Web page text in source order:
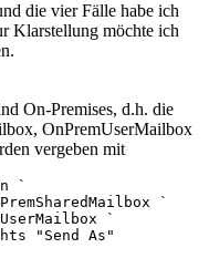
die vier Fälle habe ich
Klarstellung möchte ich
On-Premises, d.h. die
OnPremUserMailbox
vergeben mit
`
`
`
"Send As"